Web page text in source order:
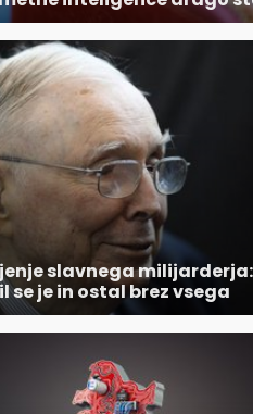
slavnega
se je in ostal brez vsega